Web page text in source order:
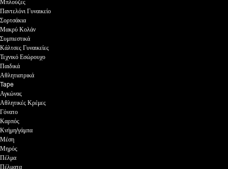
Μπλούζες
Παντελόνι Γυναικείο
Σορτσάκια
Μακρύ Κολάν
Συμπιεστικά
Κάλτσες Γυναικείες
Τεχνικό Εσώρουχο
Παιδικά
Αθλητιατρικά
Tape
Αγκώνας
Αθλητικές Κρέμες
Γόνατο
Καρπός
Κνήμη/γάμπα
Μέση
Μηρός
Πέλμα
Πέλματα